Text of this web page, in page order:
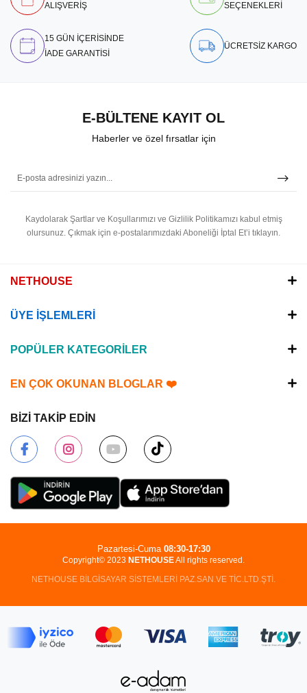
ALIŞVERİŞ
SEÇENEKLERİ
15 GÜN İÇERİSİNDE
İADE GARANTİSİ
ÜCRETSİZ KARGO
E-BÜLTENE KAYIT OL
Haberler ve özel fırsatlar için
Kaydolarak Şartlar ve Koşullarımızı ve Gizlilik Politikamızı kabul etmiş
olursunuz. Çıkmak için e-postalarımızdaki Aboneliği İptal Et’i tıklayın.
NETHOUSE
ÜYE İŞLEMLERİ
POPÜLER KATEGORİLER
EN ÇOK OKUNAN BLOGLAR ❤️
BİZİ TAKİP EDİN
Copyright© 2023 NETHOUSEAll rights reserved.
NETHOUSE BİLGİSAYAR SİSTEMLERİ PAZ.SAN.VE TİC.LTD.ŞTİ.
Pazartesi-Cuma 08:30-17:30